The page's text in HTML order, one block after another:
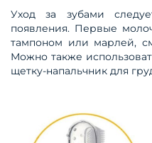
Уход за зубами
появления. Первые
тампоном или марлей,
Можно также
щетку-напальчник для